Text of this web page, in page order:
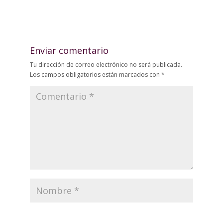
Enviar comentario
Tu dirección de correo electrónico no será publicada.
Los campos obligatorios están marcados con *